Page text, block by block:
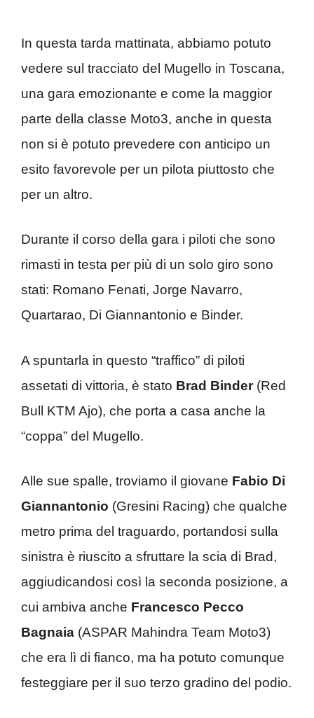
In questa tarda mattinata, abbiamo potuto
vedere sul tracciato del Mugello in Toscana,
una gara emozionante e come la maggior
parte della classe Moto3, anche in questa
non si è potuto prevedere con anticipo un
esito favorevole per un pilota piuttosto che
per un altro.
Durante il corso della gara i piloti che sono
rimasti in testa per più di un solo giro sono
stati: Romano Fenati, Jorge Navarro,
Quartarao, Di Giannantonio e Binder.
A spuntarla in questo “traffico” di piloti
assetati di vittoria, è stato Brad Binder(Red
Bull KTM Ajo), che porta a casa anche la
“coppa” del Mugello.
Alle sue spalle, troviamo il giovane Fabio Di
Giannantonio (Gresini Racing) che qualche
metro prima del traguardo, portandosi sulla
sinistra è riuscito a sfruttare la scia di Brad,
aggiudicandosi così la seconda posizione, a
cui ambiva anche Francesco Pecco
Bagnaia (ASPAR Mahindra Team Moto3)
che era lì di fianco, ma ha potuto comunque
festeggiare per il suo terzo gradino del podio.